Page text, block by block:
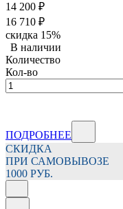
14 200 ₽
16 710 ₽
скидка 15%
В наличии
Количество
Кол-во
ПОДРОБНЕЕ
СКИДКА
ПРИ САМОВЫВОЗЕ
1000 РУБ.